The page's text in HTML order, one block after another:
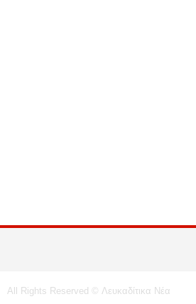
All Rights Reserved © Λευκαδίτικα Νέα